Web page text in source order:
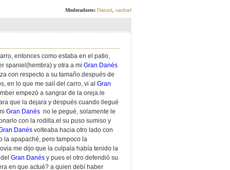
Moderadores: Damzel sandrarf
entonces como estaba en el patio,
spaniel(hembra) y otra a mi Gran Danés
con respecto a su tamaño.después de
en lo que me salí del carro, vi al Gran
empezó a sangrar de la oreja.le
que la dejara y después cuando llegué
Gran Danés no le pegué, solamente le
con la rodilla.el su puso sumiso y
Danés volteaba hacia otro lado con
la apapaché, pero tampoco la
me dijo que la culpala había tenido la
Gran Danés y pues el otro defendió su
en que actué? a quien debí haber